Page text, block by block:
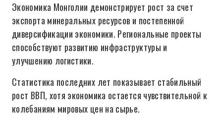
Экономика Монголии демонстрирует рост за счет
экспорта минеральных ресурсов и постепенной
диверсификации экономики. Региональные проекты
способствуют развитию инфраструктуры и
улучшению логистики.
Статистика последних лет показывает стабильный
рост ВВП, хотя экономика остается чувствительной к
колебаниям мировых цен на сырье.